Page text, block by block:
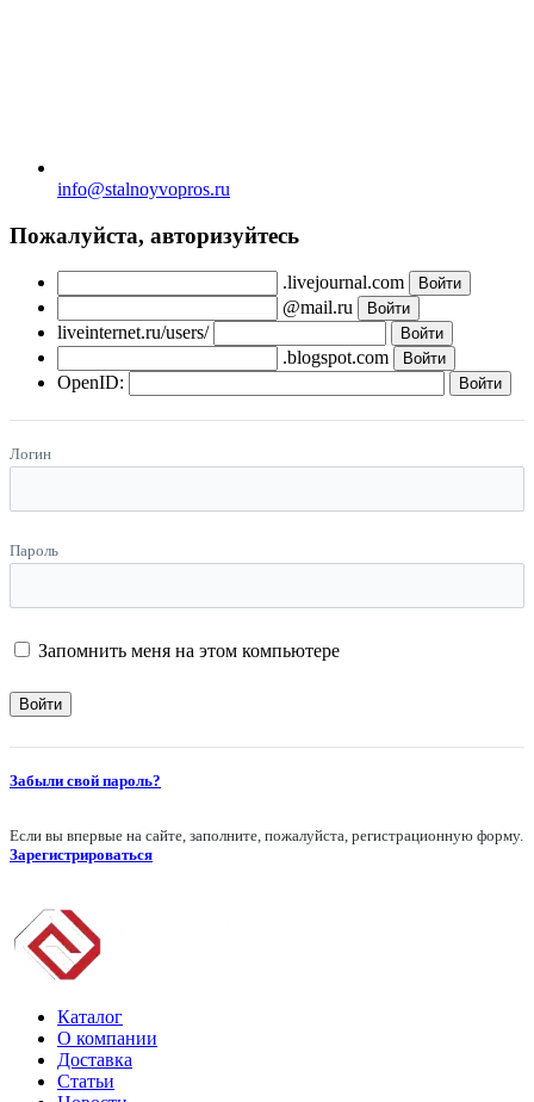
info@stalnoyvopros.ru
Пожалуйста, авторизуйтесь
.livejournal.com
@mail.ru
liveinternet.ru/users/
.blogspot.com
OpenID:
Логин
Пароль
Запомнить меня на этом компьютере
Забыли свой пароль?
Если вы впервые на сайте, заполните, пожалуйста, регистрационную форму.
Зарегистрироваться
Каталог
О компании
Доставка
Статьи